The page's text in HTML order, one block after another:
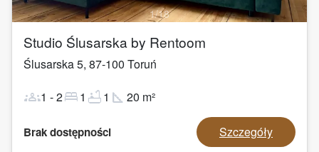
1/18
Studio Ślusarska by Rentoom
Ślusarska 5, 87-100 Toruń
groups1 -2bed1 bathtub1 square_foot 20 m²
Brak dostępności Szczegóły